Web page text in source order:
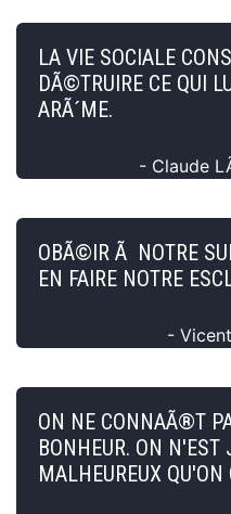
LA VIE SOCIALE
DÃ©TRUIRE CE QUI
ARÃ´ME.
- Claude
OBÃ©IR Ã NOTRE
EN FAIRE NOTRE
-
ON NE CONNAÃ®T
BONHEUR. ON N'EST
MALHEUREUX QU'ON